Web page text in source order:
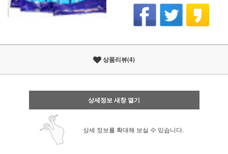
상품리뷰(4)
상세정보 새창 열기
상세 정보를 확대해 보실 수 있습니다.